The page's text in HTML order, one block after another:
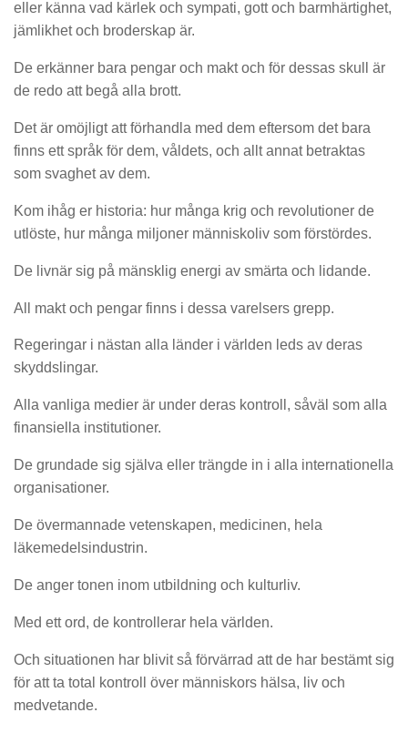
eller känna vad kärlek och sympati, gott och barmhärtighet,
jämlikhet och broderskap är.
De erkänner bara pengar och makt och för dessas skull är
de redo att begå alla brott.
Det är omöjligt att förhandla med dem eftersom det bara
finns ett språk för dem, våldets, och allt annat betraktas
som svaghet av dem.
Kom ihåg er historia: hur många krig och revolutioner de
utlöste, hur många miljoner människoliv som förstördes.
De livnär sig på mänsklig energi av smärta och lidande.
All makt och pengar finns i dessa varelsers grepp.
Regeringar i nästan alla länder i världen leds av deras
skyddslingar.
Alla vanliga medier är under deras kontroll, såväl som alla
finansiella institutioner.
De grundade sig själva eller trängde in i alla internationella
organisationer.
De övermannade vetenskapen, medicinen, hela
läkemedelsindustrin.
De anger tonen inom utbildning och kulturliv.
Med ett ord, de kontrollerar hela världen.
Och situationen har blivit så förvärrad att de har bestämt sig
för att ta total kontroll över människors hälsa, liv och
medvetande.